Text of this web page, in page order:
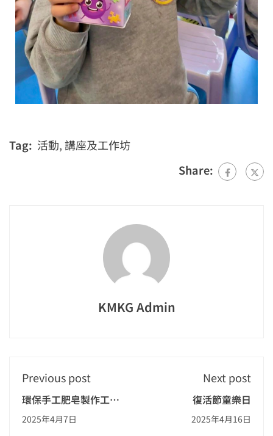
Tag: 活動,講座及工作坊
Share:
KMKG Admin
Previous post
環保手工肥皂製作工作
坊
2025年4月7日
Next post
復活節童樂日
2025年4月16日